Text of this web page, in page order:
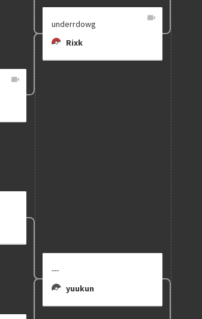
underrdowg
Rixk
---
yuukun